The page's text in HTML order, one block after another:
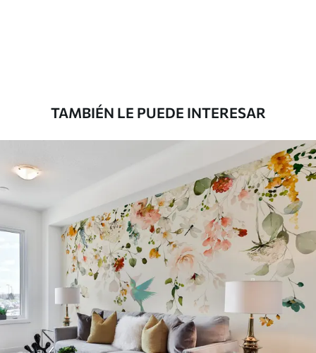
Peel and Stick
12.77$7.66/sq ft
TAMBIÉN LE PUEDE INTERESAR